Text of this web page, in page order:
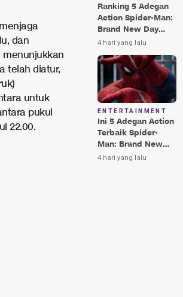
dan
menunjukkan
telah diatur,
untuk
pukul
22.00.
Ranking 5 Adegan
Action Spider-Man:
Brand New Day
Terbaik, Nomor 3
4 hari yang lalu
ENTERTAINMENT
Ini 5 Adegan Action
Terbaik Spider-
Man: Brand New
Day, Ada Hulk vs
4 hari yang lalu